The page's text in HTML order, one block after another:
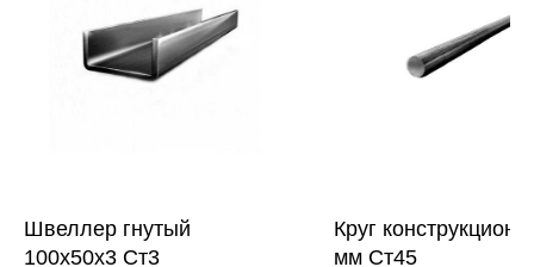
Швеллер гнутый
100x50x3 Ст3
Круг
мм Ст45